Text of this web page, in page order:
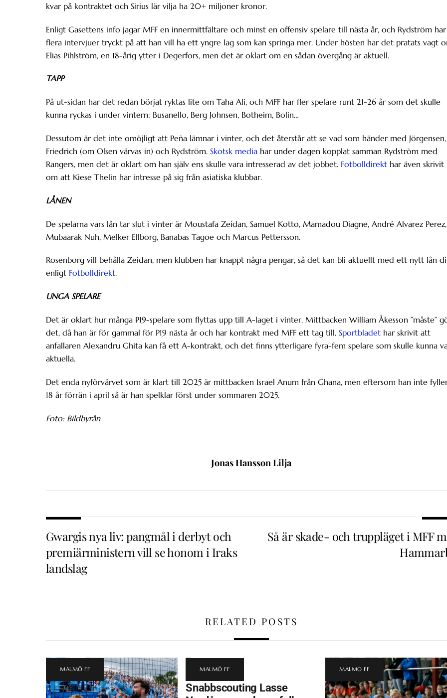
kvar på kontraktet och Sirius lär vilja ha 20+ miljoner kronor.
Enligt Gasettens info jagar MFF en innermittfältare och minst en offensiv spelare till nästa år, och Rydström
flera intervjuer tryckt på att han vill ha ett yngre lag som kan springa mer. Under hösten har det pratats vagt
Elias Pihlström, en 18-årig ytter i Degerfors, men det är oklart om en sådan övergång är aktuell.
TAPP
På ut-sidan har det redan börjat ryktas lite om Taha Ali, och MFF har fler spelare runt 21-26 år som det skulle
kunna ryckas i under vintern: Busanello, Berg Johnsen, Botheim, Bolin…
Dessutom är det inte omöjligt att Peña lämnar i vinter, och det återstår att se vad som händer med Jörgensen,
Friedrich (om Olsen värvas in) och Rydström. Skotsk media har under dagen kopplat samman Rydström med
Rangers, men det är oklart om han själv ens skulle vara intresserad av det jobbet. Fotbolldirekt har även skrivit
om att Kiese Thelin har intresse på sig från asiatiska klubbar.
LÅNEN
De spelarna vars lån tar slut i vinter är Moustafa Zeidan, Samuel Kotto, Mamadou Diagne, André Alvarez Perez,
Mubaarak Nuh, Melker Ellborg, Banabas Tagoe och Marcus Pettersson.
Rosenborg vill behålla Zeidan, men klubben har knappt några pengar, så det kan bli aktuellt med ett nytt lån
enligt Fotbolldirekt.
UNGA SPELARE
Det är oklart hur många P19-spelare som flyttas upp till A-laget i vinter. Mittbacken William Åkesson ”måste”
det, då han är för gammal för P19 nästa år och har kontrakt med MFF ett tag till. Sportbladet har skrivit att
anfallaren Alexandru Ghita kan få ett A-kontrakt, och det finns ytterligare fyra-fem spelare som skulle kunna
aktuella.
Det enda nyförvärvet som är klart till 2025 är mittbacken Israel Anum från Ghana, men eftersom han inte
18 år förrän i april så är han spelklar först under sommaren 2025.
Foto: Bildbyrån
Jonas Hansson Lilja
Gwargis nya liv: pangmål i derbyt och
premiärministern vill se honom i Iraks
landslag
Så är skade- och truppläget i MFF
RELATED POSTS
MALMÖ FF MALMÖ FF
Snabbscouting Lasse
MALMÖ FF